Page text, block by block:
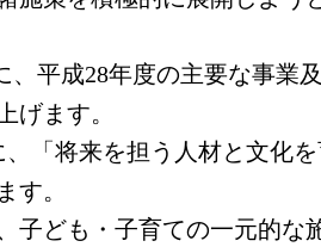
、平成28年度の主要な事業
げます。
、「将来を担う人材と文化
す。
子ども・子育ての一元的な